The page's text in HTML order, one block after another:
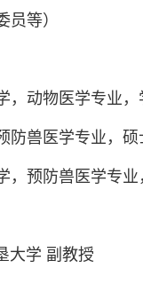
等）
动物医学专业，
兽医学专业，硕
预防兽医学专业
大学 副教授